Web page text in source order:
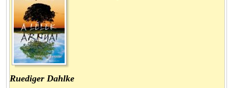
Ruediger Dahlke